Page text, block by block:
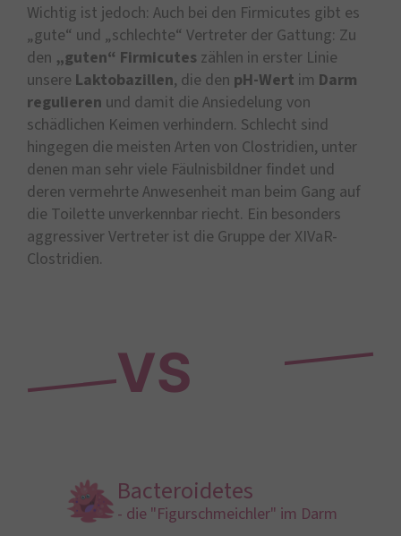
Wichtig ist jedoch: Auch bei den Firmicutes gibt es
„gute“ und „schlechte“ Vertreter der Gattung: Zu
den „guten“ Firmicutes zählen in erster Linie
unsere Laktobazillen, die den pH-Wert im Darm
regulieren und damit die Ansiedelung von
schädlichen Keimen verhindern. Schlecht sind
hingegen die meisten Arten von Clostridien, unter
denen man sehr viele Fäulnisbildner findet und
deren vermehrte Anwesenheit man beim Gang auf
die Toilette unverkennbar riecht. Ein besonders
aggressiver Vertreter ist die Gruppe der XIVaR-
Clostridien.
VS
Bacteroidetes
- die "Figurschmeichler" im Darm